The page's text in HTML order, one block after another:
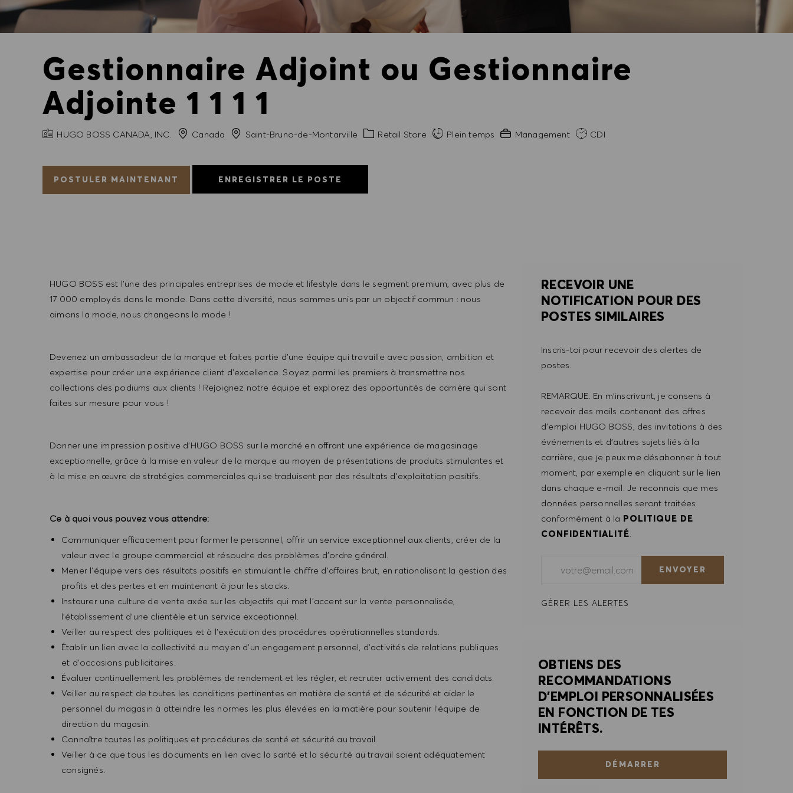
Gestionnaire Adjoint ou Gestionnaire
Adjointe 1 1 1 1
NOM DE L'ENTREPRISE
HUGO BOSS CANADA, INC. Canada VilleSaint-Bruno-de-Montarville Catégorie
Retail Store Plein temps Expérience requise
Management CDI
POSTULER MAINTENANT ENREGISTRER LE POSTE
HUGO BOSS est l'une des principales entreprises de mode et lifestyle dans le segment premium, avec plus de
17 000 employés dans le monde. Dans cette diversité, nous sommes unis par un objectif commun : nous
aimons la mode, nous changeons la mode !
Devenez un ambassadeur de la marque et faites partie d'une équipe qui travaille avec passion, ambition et
expertise pour créer une expérience client d'excellence. Soyez parmi les premiers à transmettre nos
collections des podiums aux clients ! Rejoignez notre équipe et explorez des opportunités de carrière qui sont
faites sur mesure pour vous !
Donner une impression positive d’HUGO BOSS sur le marché en offrant une expérience de magasinage
exceptionnelle, grâce à la mise en valeur de la marque au moyen de présentations de produits stimulantes et
à la mise en œuvre de stratégies commerciales qui se traduisent par des résultats d’exploitation positifs.
Ce à quoi vous pouvez vous attendre:
Communiquer efficacement pour former le personnel, offrir un service exceptionnel aux clients, créer de la
valeur avec le groupe commercial et résoudre des problèmes d’ordre général.
Mener l’équipe vers des résultats positifs en stimulant le chiffre d’affaires brut, en rationalisant la gestion des
profits et des pertes et en maintenant à jour les stocks.
Instaurer une culture de vente axée sur les objectifs qui met l’accent sur la vente personnalisée,
l’établissement d’une clientèle et un service exceptionnel.
Veiller au respect des politiques et à l’exécution des procédures opérationnelles standards.
Établir un lien avec la collectivité au moyen d’un engagement personnel, d’activités de relations publiques
et d’occasions publicitaires.
Évaluer continuellement les problèmes de rendement et les régler, et recruter activement des candidats.
Veiller au respect de toutes les conditions pertinentes en matière de santé et de sécurité et aider le
personnel du magasin à atteindre les normes les plus élevées en la matière pour soutenir l’équipe de
direction du magasin.
Connaître toutes les politiques et procédures de santé et sécurité au travail.
Veiller à ce que tous les documents en lien avec la santé et la sécurité au travail soient adéquatement
consignés.
RECEVOIR UNE
NOTIFICATION POUR DES
POSTES SIMILAIRES
Inscris-toi pour recevoir des alertes de
postes.
REMARQUE: En m'inscrivant, je consens à
recevoir des mails contenant des offres
d'emploi HUGO BOSS, des invitations à des
événements et d'autres sujets liés à la
carrière, que je peux me désabonner à tout
moment, par exemple en cliquant sur le lien
dans chaque e-mail. Je reconnais que mes
données personnelles seront traitées
conformément à la POLITIQUE DE
CONFIDENTIALITÉ
ENVOYER
GÉRER LES ALERTES
OBTIENS DES
RECOMMANDATIONS
D'EMPLOI PERSONNALISÉES
EN FONCTION DE TES
INTÉRÊTS.
DÉMARRER